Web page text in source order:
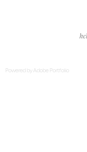
Powered byAdobe Portfolio